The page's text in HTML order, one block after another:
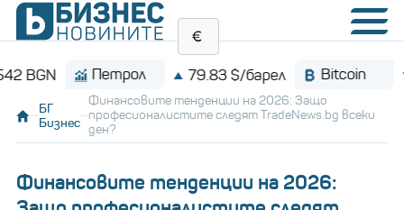
Петрол 79.83 $/барел Bitcoin
БГ
Бизнес
Финансовите тенденции на 2026: Защо
професионалистите следят TradeNews.bg всеки
ден?
Финансовите тенденции на 2026: